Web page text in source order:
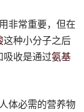
非常重要，但在
这种小分子之后
吸收是通过氨基
体必需的营养物